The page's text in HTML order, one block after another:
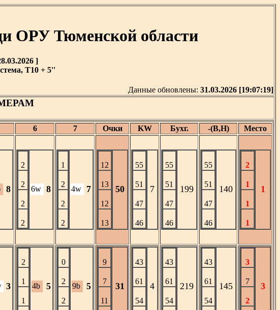
ОРУ Тюменской области
]
T10 + 5''
Данные обновлены: 31.03.2026 [19:07:19]
6 7 Очки KW Бухг. -(В,Н) Место
8
2
2
2
2
6w 8
1
2
2
2
4w 7
12
13
12
13
50
55
51
47
46
7
55
51
47
46
199
55
51
47
46
140
2
1
1
1
1
3
2
1
1
4b 5
0
2
2
9b 5
9
7
11
31
43
61
54
4
43
61
54
219
43
61
54
145
3
7
2
3